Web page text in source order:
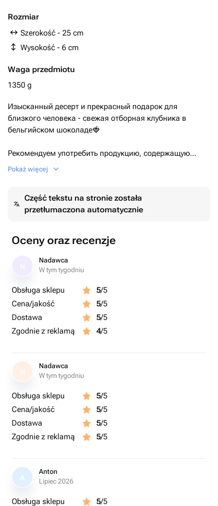
Rozmiar
Szerokość - 25 cm
Wysokość - 6 cm
Waga przedmiotu
1350 g
Изысканный десерт и прекрасный подарок для
близкого человека - свежая отборная клубника в
бельгийском шоколаде🍓
Рекомендуем употребить продукцию, содержащую
свежие ягоды, в течение первых 12 часов после
хранить в холодильнике при температуре от +4 до +10
градусов.
Pokaż więcej
Część tekstu na stronie została
przetłumaczona automatycznie
Oceny oraz recenzje
Nadawca
W tym tygodniu
Obsługa sklepu 5/5
Cena/jakość
5/5
Dostawa
5/5
Zgodnie z reklamą
4/5
N
Nadawca
W tym tygodniu
Obsługa sklepu 5/5
Cena/jakość
5/5
Dostawa
5/5
Zgodnie z reklamą
5/5
A
Anton
Lipiec 2026
Obsługa sklepu 5/5